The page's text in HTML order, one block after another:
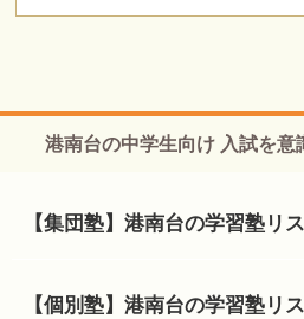
港南台の中学生向け 入試を意
【集団塾】港南台の学習塾リ
【個別塾】港南台の学習塾リ